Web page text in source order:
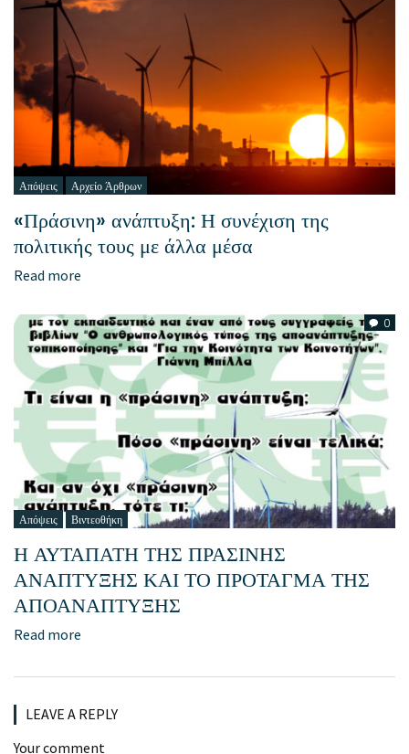
Απόψεις Αρχείο Άρθρων
«Πράσινη» ανάπτυξη: Η συνέχιση της
πολιτικής τους με άλλα μέσα
Read more
0
Απόψεις Βιντεοθήκη
Η ΑΥΤΑΠΑΤΗ ΤΗΣ ΠΡΑΣΙΝΗΣ
ΑΝΑΠΤΥΞΗΣ ΚΑΙ ΤΟ ΠΡΟΤΑΓΜΑ ΤΗΣ
ΑΠΟΑΝΑΠΤΥΞΗΣ
Read more
LEAVE A REPLY
Your comment